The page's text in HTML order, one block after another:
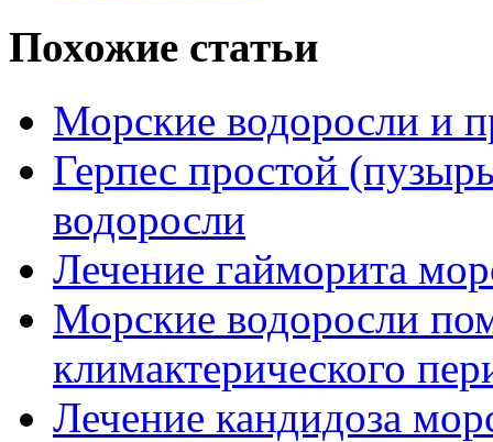
Похожие статьи
Морские водоросли и
Герпес простой
водоросли
Лечение гайморита
Морские водоросли
климактерического
Лечение кандидоза